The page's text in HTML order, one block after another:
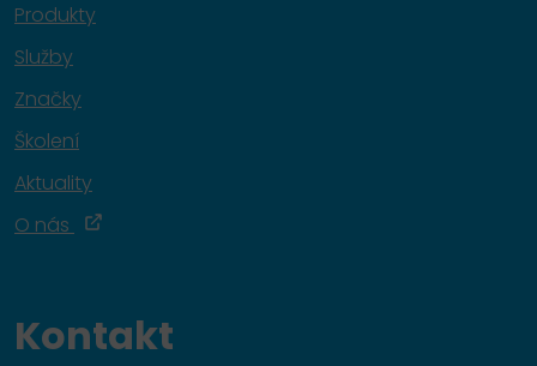
Produkty
Služby
Značky
Školení
Aktuality
O nás
Kontakt